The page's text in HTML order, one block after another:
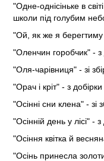
"Одне-однісіньке в
школи під голубим
"Ой, як же я
"Оленчин горобчик" -
"Оля-чарівниця" - зі
"Орач і кріт" - з
"Осінні сни клена" - зі
"Осінній день у лісі" -
"Осіння квітка й
"Осінь принесла